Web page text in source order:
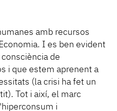
amb recursos
I es ben evident
de
i que estem aprenent a
(la crisi ha fet un
Tot i així, el marc
i